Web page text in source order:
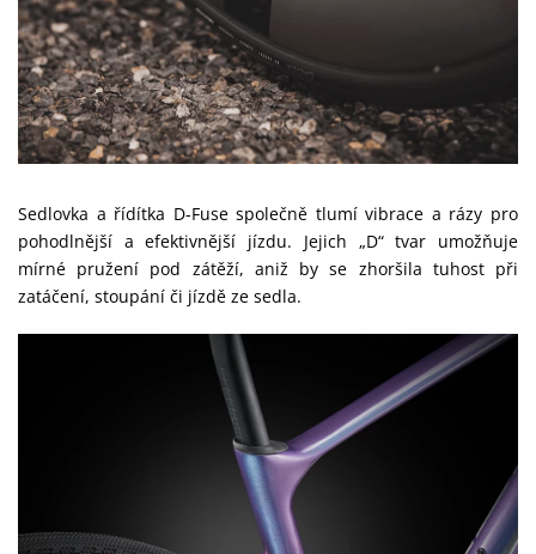
Sedlovka a řídítka D-Fuse společně tlumí vibrace a rázy pro
pohodlnější a efektivnější jízdu. Jejich „D“ tvar umožňuje
mírné pružení pod zátěží, aniž by se zhoršila tuhost při
zatáčení, stoupání či jízdě ze sedla.